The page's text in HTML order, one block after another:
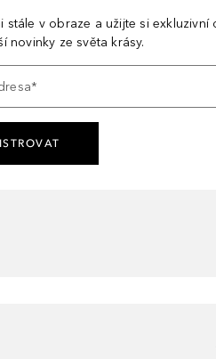
stále v obraze a užijte si exkluzivní
novinky ze světa krásy.
*